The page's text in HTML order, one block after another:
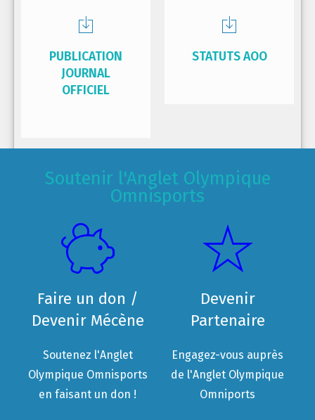
PUBLICATION
JOURNAL
OFFICIEL
STATUTS AOO
Soutenir l'Anglet Olympique
Omnisports
Faire un don /
Devenir Mécène
Soutenez l'Anglet
Olympique Omnisports
en faisant un don !
Devenir
Partenaire
Engagez-vous auprès
de l'Anglet Olympique
Omniports